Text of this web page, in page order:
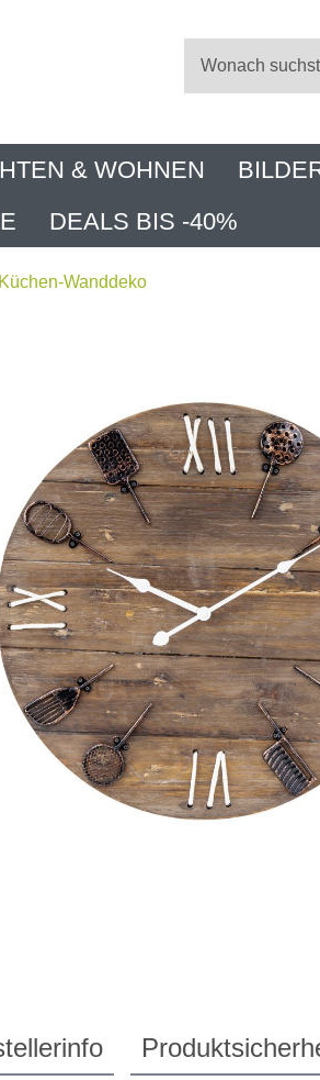
& WOHNEN
DEALS BIS -40%
Küchen-Wanddeko